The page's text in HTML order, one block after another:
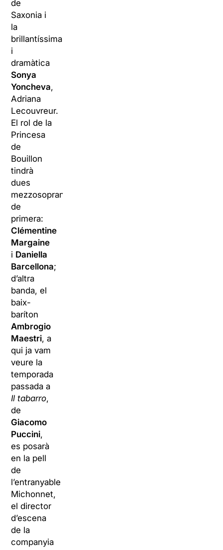
de
Saxonia i
la
brillantíssima
i
dramàtica
Sonya
Yoncheva,
Adriana
Lecouvreur.
El rol de la
Princesa
de
Bouillon
tindrà
dues
mezzosopranos
de
primera:
Clémentine
Margaine
i Daniella
Barcellona;
d’altra
banda, el
baix-
baríton
Ambrogio
Maestri, a
qui ja vam
veure la
temporada
passada a
Il tabarro,
de
Giacomo
Puccini,
es posarà
en la pell
de
l’entranyable
Michonnet,
el director
d’escena
de la
companyia